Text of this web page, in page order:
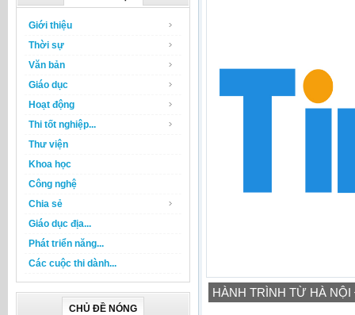
Giới thiệu
Thời sự
Văn bản
Giáo dục
Hoạt động
Thi tốt nghiệp...
Thư viện
Khoa học
Công nghệ
Chia sẻ
Giáo dục địa...
Phát triển năng...
Các cuộc thi dành...
CHỦ ĐỀ NÓNG
HÀNH TRÌNH TỪ HÀ